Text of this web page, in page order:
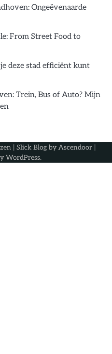
Ongeëvenaarde
From Street Food to
deze stad efficiënt kunt
Trein, Bus of Auto? Mijn
| Slick Blog by Ascendoor |
WordPress.